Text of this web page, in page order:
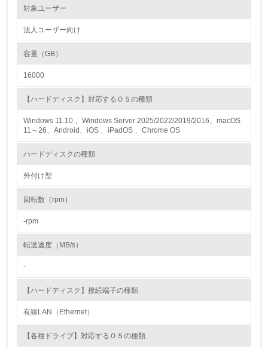
かしている
従業員が環境方針に基づいて自分の業務の中で行うべき環
→ 導入している規格名
8.
対象ユーザー
法人ユーザー向け
容量（GB）
16000
【ハードディスク】対応するＯＳの種類
Windows 11.10 、Windows Server 2025/2022/2019/2016、macOS
11～26、Android、iOS 、iPadOS 、Chrome OS
ハードディスクの種類
外付け型
回転数（rpm）
-rpm
転送速度（MB/s）
-
【ハードディスク】接続端子の種類
有線LAN（Ethernet）
【各種ドライブ】対応するＯＳの種類